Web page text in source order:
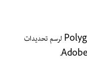
تعرّف على كيفية استخدام أداة Polygonal Lasso لرسم تحديدات